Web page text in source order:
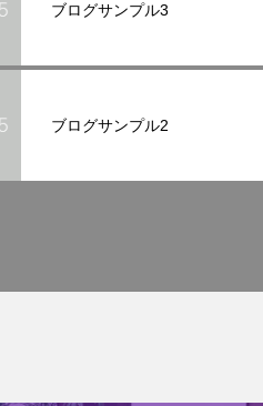
ブログサンプル3
ブログサンプル2